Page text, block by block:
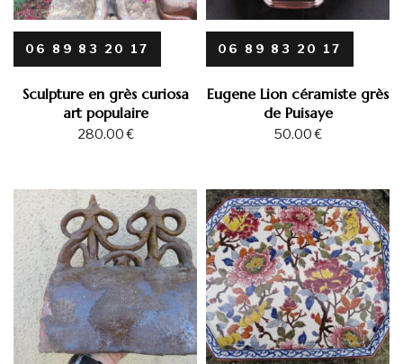
06 89 83 20 17
Sculpture en grès curiosa
art populaire
280.00€
06 89 83 20 17
Eugene Lion céramiste grès
de Puisaye
50.00€